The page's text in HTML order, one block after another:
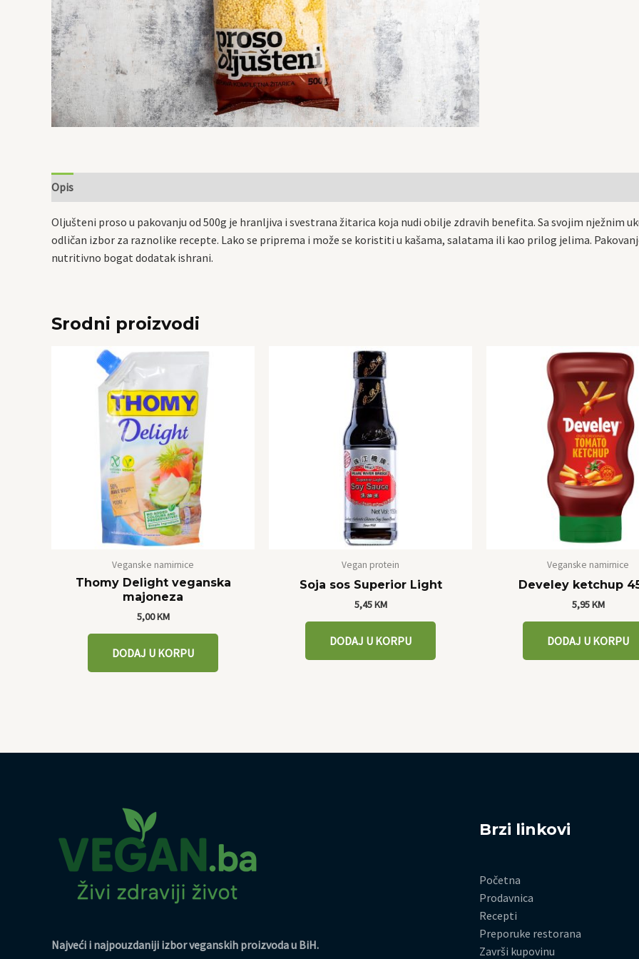
Opis
Oljušteni proso u pakovanju od 500g je hranljiva i svestrana žitarica koja nudi obilje zdravih benefita. Sa svojim nježnim
odličan izbor za raznolike recepte. Lako se priprema i može se koristiti u kašama, salatama ili kao prilog jelima.
nutritivno bogat dodatak ishrani.
Srodni proizvodi
Veganske namirnice
Thomy Delight veganska
majoneza
5,00KM
DODAJ U KORPU
Vegan protein
Soja sos Superior Light
5,45KM
DODAJ U KORPU
Veganske namirnice
Develey ketchup
5,95KM
DODAJ U KORPU
Najveći i najpouzdaniji izbor veganskih proizvoda u BiH.
Brzi linkovi
Početna
Prodavnica
Recepti
Preporuke restorana
Završi kupovinu